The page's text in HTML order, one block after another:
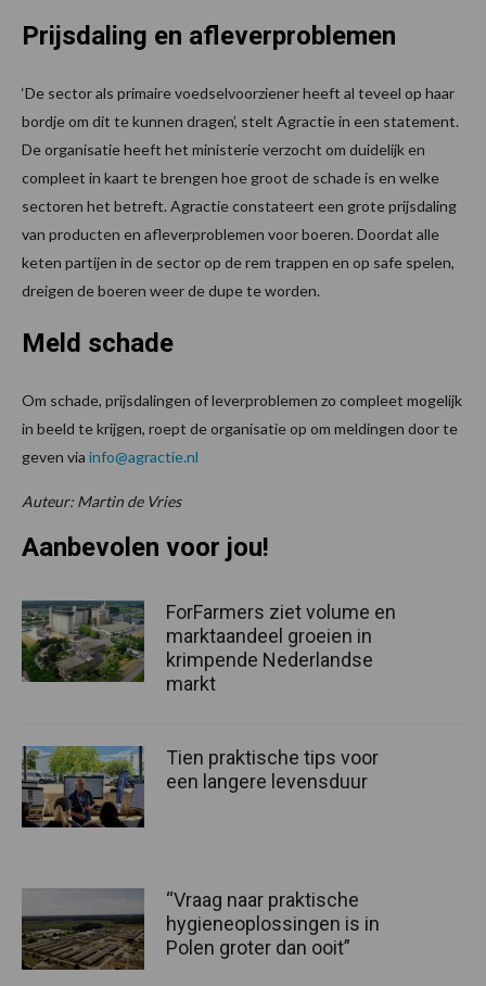
Prijsdaling en afleverproblemen
‘De sector als primaire voedselvoorziener heeft al teveel op haar
bordje om dit te kunnen dragen’, stelt Agractie in een statement.
De organisatie heeft het ministerie verzocht om duidelijk en
compleet in kaart te brengen hoe groot de schade is en welke
sectoren het betreft. Agractie constateert een grote prijsdaling
van producten en afleverproblemen voor boeren. Doordat alle
keten partijen in de sector op de rem trappen en op safe spelen,
dreigen de boeren weer de dupe te worden.
Meld schade
Om schade, prijsdalingen of leverproblemen zo compleet mogelijk
in beeld te krijgen, roept de organisatie op om meldingen door te
geven via info@agractie.nl
Auteur: Martin de Vries
Aanbevolen voor jou!
ForFarmers ziet volume en
marktaandeel groeien in
krimpende Nederlandse
markt
Tien praktische tips voor
een langere levensduur
“Vraag naar praktische
hygieneoplossingen is in
Polen groter dan ooit”